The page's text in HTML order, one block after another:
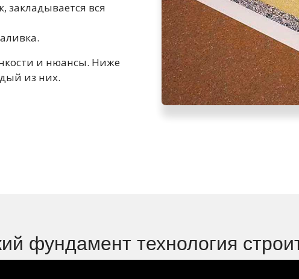
закладывается вся
и нюансы. Ниже
из них.
фундамент технология